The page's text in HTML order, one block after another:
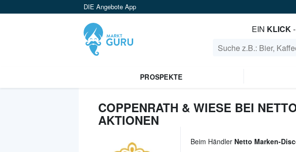
DIE Angebote App
EIN KLICK-
PROSPEKTE
COPPENRATH & WIESE BEI
AKTIONEN
Beim Händler Netto Marken-